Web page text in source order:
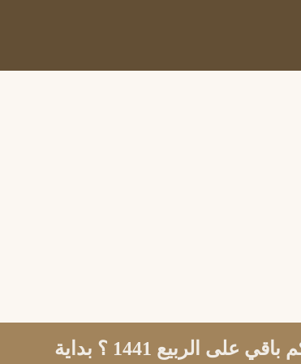
متى يبدأ فصل الربيع 2020 ؟ كم باقي على الربيع 1441 ؟ بداية